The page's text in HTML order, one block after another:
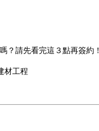
？請先看完這３點再簽約！
材工程